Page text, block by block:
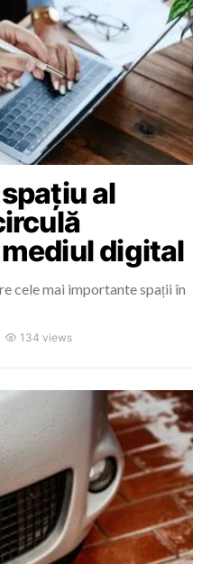
al
digital
cele mai importante spații în
134 views